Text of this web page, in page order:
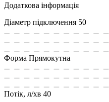
Додаткова інформація
Діаметр підключення 50
Форма Прямокутна
Потік, л/хв 40